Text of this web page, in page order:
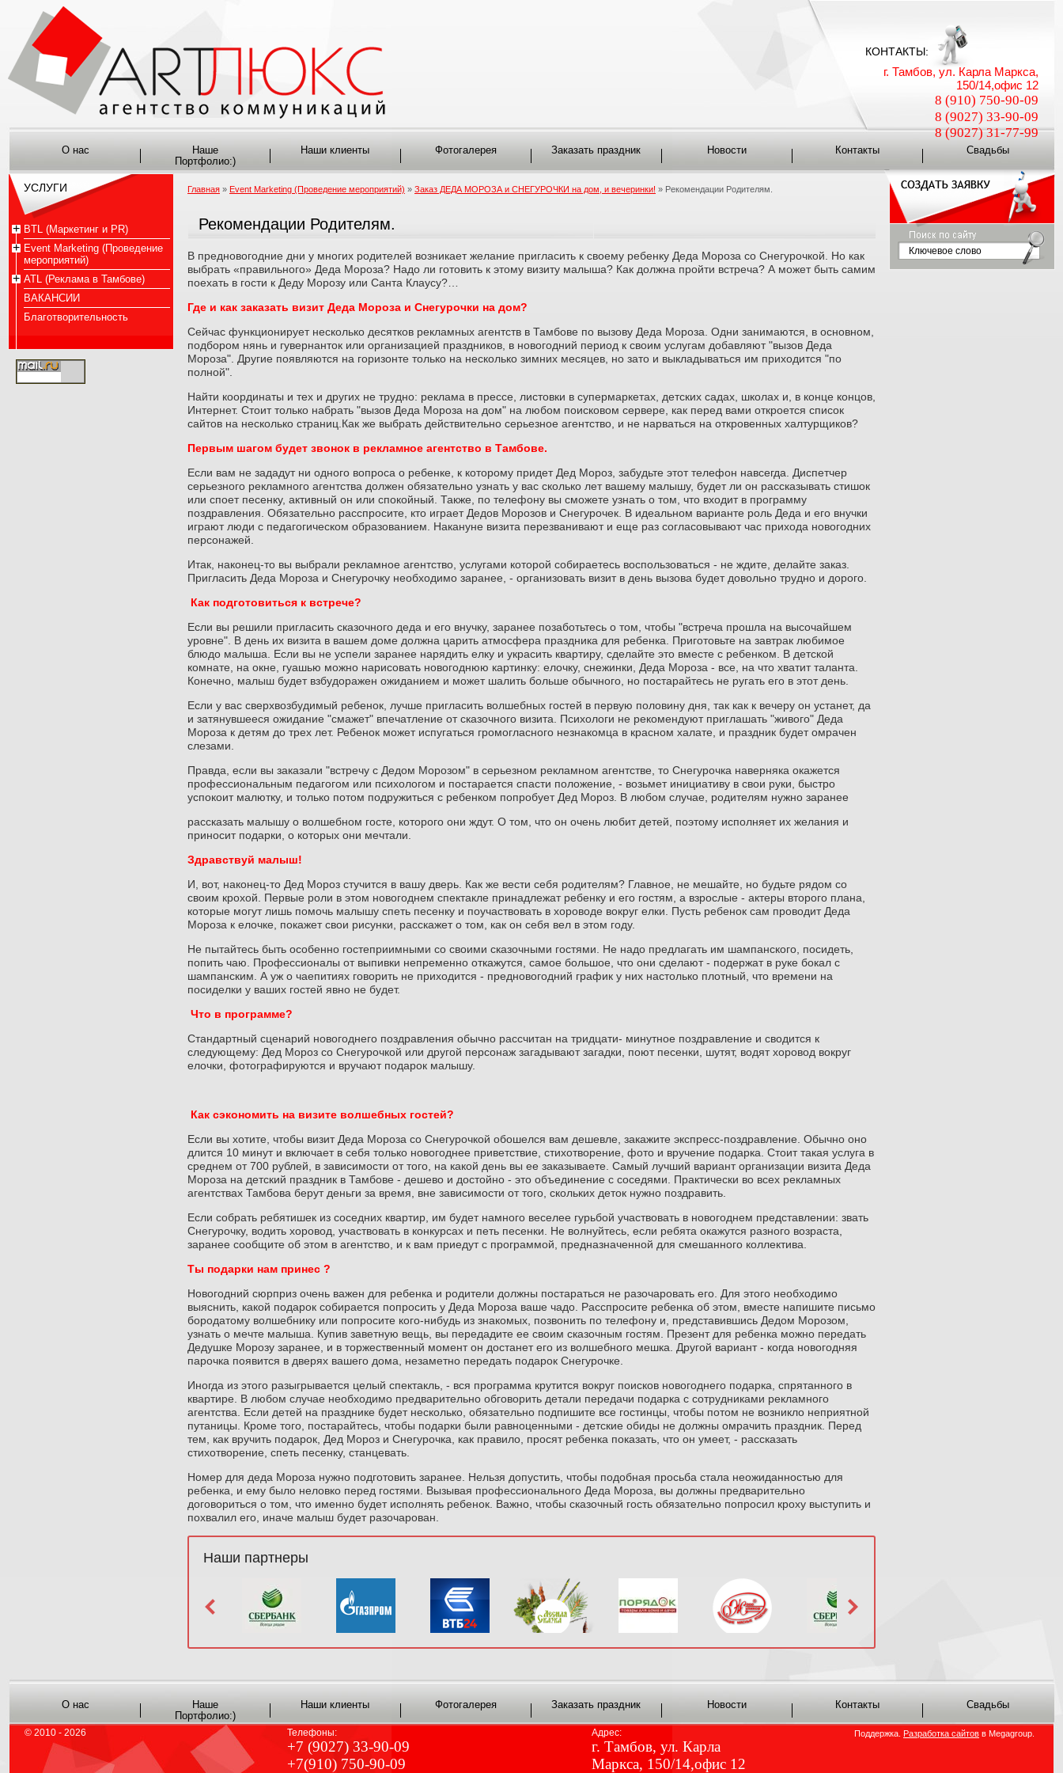
КОНТАКТЫ:
г. Тамбов, ул. Карла Маркса,
150/14,офис 12
8 (910) 750-90-09
8 (9027) 33-90-09
8 (9027) 31-77-99
О нас
Наше
Портфолио:)
Наши клиенты Фотогалерея Заказать праздник Новости Контакты Свадьбы
Главная » Event Marketing (Проведение мероприятий) » Заказ ДЕДА МОРОЗА и СНЕГУРОЧКИ на дом, и вечеринки! » Рекомендации Родителям.
Рекомендации Родителям.
В предновогодние дни у многих родителей возникает желание пригласить к своему ребенку Деда Мороза со Снегурочкой. Но как
выбрать «правильного» Деда Мороза? Надо ли готовить к этому визиту малыша? Как должна пройти встреча? А может быть самим
поехать в гости к Деду Морозу или Санта Клаусу?…
Где и как заказать визит Деда Мороза и Снегурочки на дом?
Сейчас функционирует несколько десятков рекламных агентств в Тамбове по вызову Деда Мороза. Одни занимаются, в основном,
подбором нянь и гувернанток или организацией праздников, в новогодний период к своим услугам добавляют "вызов Деда
Мороза". Другие появляются на горизонте только на несколько зимних месяцев, но зато и выкладываться им приходится "по
полной".
Найти координаты и тех и других не трудно: реклама в прессе, листовки в супермаркетах, детских садах, школах и, в конце концов,
Интернет. Стоит только набрать "вызов Деда Мороза на дом" на любом поисковом сервере, как перед вами откроется список
сайтов на несколько страниц.Как же выбрать действительно серьезное агентство, и не нарваться на откровенных халтурщиков?
Первым шагом будет звонок в рекламное агентство в Тамбове.
Если вам не зададут ни одного вопроса о ребенке, к которому придет Дед Мороз, забудьте этот телефон навсегда. Диспетчер
серьезного рекламного агентства должен обязательно узнать у вас сколько лет вашему малышу, будет ли он рассказывать стишок
или споет песенку, активный он или спокойный. Также, по телефону вы сможете узнать о том, что входит в программу
поздравления. Обязательно расспросите, кто играет Дедов Морозов и Снегурочек. В идеальном варианте роль Деда и его внучки
играют люди с педагогическом образованием. Накануне визита перезванивают и еще раз согласовывают час прихода новогодних
персонажей.
Итак, наконец-то вы выбрали рекламное агентство, услугами которой собираетесь воспользоваться - не ждите, делайте заказ.
Пригласить Деда Мороза и Снегурочку необходимо заранее, - организовать визит в день вызова будет довольно трудно и дорого.
Как подготовиться к встрече?
Если вы решили пригласить сказочного деда и его внучку, заранее позаботьтесь о том, чтобы "встреча прошла на высочайшем
уровне". В день их визита в вашем доме должна царить атмосфера праздника для ребенка. Приготовьте на завтрак любимое
блюдо малыша. Если вы не успели заранее нарядить елку и украсить квартиру, сделайте это вместе с ребенком. В детской
комнате, на окне, гуашью можно нарисовать новогоднюю картинку: елочку, снежинки, Деда Мороза - все, на что хватит таланта.
Конечно, малыш будет взбудоражен ожиданием и может шалить больше обычного, но постарайтесь не ругать его в этот день.
Если у вас сверхвозбудимый ребенок, лучше пригласить волшебных гостей в первую половину дня, так как к вечеру он устанет, да
и затянувшееся ожидание "смажет" впечатление от сказочного визита. Психологи не рекомендуют приглашать "живого" Деда
Мороза к детям до трех лет. Ребенок может испугаться громогласного незнакомца в красном халате, и праздник будет омрачен
слезами.
Правда, если вы заказали "встречу с Дедом Морозом" в серьезном рекламном агентстве, то Снегурочка наверняка окажется
профессиональным педагогом или психологом и постарается спасти положение, - возьмет инициативу в свои руки, быстро
успокоит малютку, и только потом подружиться с ребенком попробует Дед Мороз. В любом случае, родителям нужно заранее
рассказать малышу о волшебном госте, которого они ждут. О том, что он очень любит детей, поэтому исполняет их желания и
приносит подарки, о которых они мечтали.
Здравствуй малыш!
И, вот, наконец-то Дед Мороз стучится в вашу дверь. Как же вести себя родителям? Главное, не мешайте, но будьте рядом со
своим крохой. Первые роли в этом новогоднем спектакле принадлежат ребенку и его гостям, а взрослые - актеры второго плана,
которые могут лишь помочь малышу спеть песенку и поучаствовать в хороводе вокруг елки. Пусть ребенок сам проводит Деда
Мороза к елочке, покажет свои рисунки, расскажет о том, как он себя вел в этом году.
Не пытайтесь быть особенно гостеприимными со своими сказочными гостями. Не надо предлагать им шампанского, посидеть,
попить чаю. Профессионалы от выпивки непременно откажутся, самое большое, что они сделают - подержат в руке бокал с
шампанским. А уж о чаепитиях говорить не приходится - предновогодний график у них настолько плотный, что времени на
посиделки у ваших гостей явно не будет.
Что в программе?
Стандартный сценарий новогоднего поздравления обычно рассчитан на тридцати- минутное поздравление и сводится к
следующему: Дед Мороз со Снегурочкой или другой персонаж загадывают загадки, поют песенки, шутят, водят хоровод вокруг
елочки, фотографируются и вручают подарок малышу.
Как сэкономить на визите волшебных гостей?
Если вы хотите, чтобы визит Деда Мороза со Снегурочкой обошелся вам дешевле, закажите экспресс-поздравление. Обычно оно
длится 10 минут и включает в себя только новогоднее приветствие, стихотворение, фото и вручение подарка. Стоит такая услуга в
среднем от 700 рублей, в зависимости от того, на какой день вы ее заказываете. Самый лучший вариант организации визита Деда
Мороза на детский праздник в Тамбове - дешево и достойно - это объединение с соседями. Практически во всех рекламных
агентствах Тамбова берут деньги за время, вне зависимости от того, скольких деток нужно поздравить.
Если собрать ребятишек из соседних квартир, им будет намного веселее гурьбой участвовать в новогоднем представлении: звать
Снегурочку, водить хоровод, участвовать в конкурсах и петь песенки. Не волнуйтесь, если ребята окажутся разного возраста,
заранее сообщите об этом в агентство, и к вам приедут с программой, предназначенной для смешанного коллектива.
Ты подарки нам принес ?
Новогодний сюрприз очень важен для ребенка и родители должны постараться не разочаровать его. Для этого необходимо
выяснить, какой подарок собирается попросить у Деда Мороза ваше чадо. Расспросите ребенка об этом, вместе напишите письмо
бородатому волшебнику или попросите кого-нибудь из знакомых, позвонить по телефону и, представившись Дедом Морозом,
узнать о мечте малыша. Купив заветную вещь, вы передадите ее своим сказочным гостям. Презент для ребенка можно передать
Дедушке Морозу заранее, и в торжественный момент он достанет его из волшебного мешка. Другой вариант - когда новогодняя
парочка появится в дверях вашего дома, незаметно передать подарок Снегурочке.
Иногда из этого разыгрывается целый спектакль, - вся программа крутится вокруг поисков новогоднего подарка, спрятанного в
квартире. В любом случае необходимо предварительно обговорить детали передачи подарка с сотрудниками рекламного
агентства. Если детей на празднике будет несколько, обязательно подпишите все гостинцы, чтобы потом не возникло неприятной
путаницы. Кроме того, постарайтесь, чтобы подарки были равноценными - детские обиды не должны омрачить праздник. Перед
тем, как вручить подарок, Дед Мороз и Снегурочка, как правило, просят ребенка показать, что он умеет, - рассказать
стихотворение, спеть песенку, станцевать.
Номер для деда Мороза нужно подготовить заранее. Нельзя допустить, чтобы подобная просьба стала неожиданностью для
ребенка, и ему было неловко перед гостями. Вызывая профессионального Деда Мороза, вы должны предварительно
договориться о том, что именно будет исполнять ребенок. Важно, чтобы сказочный гость обязательно попросил кроху выступить и
похвалил его, иначе малыш будет разочарован.
Наши партнеры
УСЛУГИ
BTL (Маркетинг и PR)
Event Marketing (Проведение
мероприятий)
ATL (Реклама в Тамбове)
ВАКАНСИИ
Благотворительность
Поддержка. Разработка сайтов в Megagroup.
© 2010 - 2026 Телефоны:
+7 (9027) 33-90-09
+7(910) 750-90-09
Адрес:
г. Тамбов, ул. Карла
Маркса, 150/14,офис 12
О нас
Наше
Портфолио:)
Наши клиенты Фотогалерея Заказать праздник Новости Контакты Свадьбы